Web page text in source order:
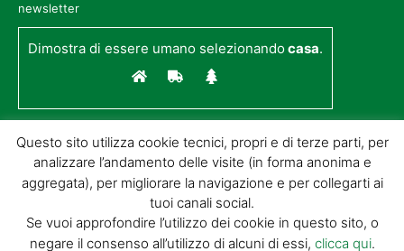
newsletter
Dimostra di essere umano selezionandocasa.
Questo sito utilizza cookie tecnici, propri e di terze parti, per
analizzare l’andamento delle visite (in forma anonima e
aggregata), per migliorare la navigazione e per collegarti ai
tuoi canali social.
Se vuoi approfondire l’utilizzo dei cookie in questo sito, o
negare il consenso all’utilizzo di alcuni di essi, clicca qui.